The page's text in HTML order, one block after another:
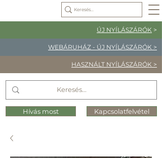
ÚJ NYÍLÁSZÁRÓK >
WEBÁRUHÁZ - ÚJ NYÍLÁSZÁRÓK >
HASZNÁLT NYÍLÁSZÁRÓK >
Hívás most Kapcsolatfelvétel